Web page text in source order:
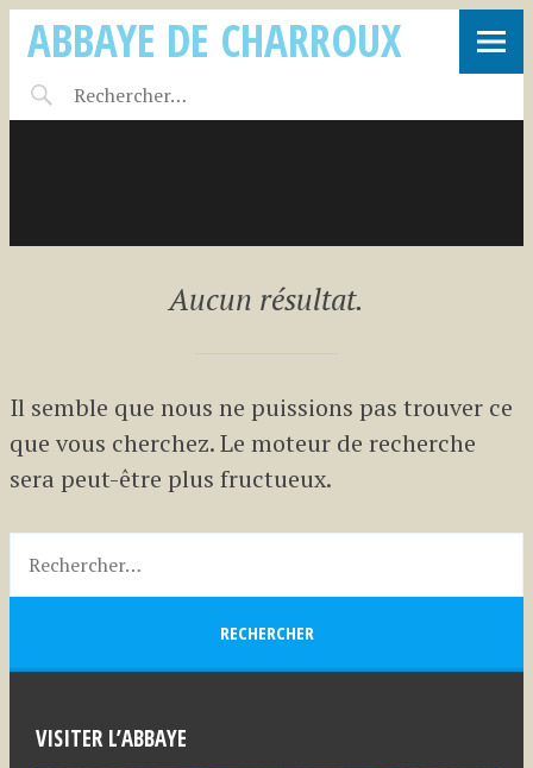
ABBAYE DE CHARROUX
Aucun résultat.
Il semble que nous ne puissions pas trouver ce
que vous cherchez. Le moteur de recherche
sera peut-être plus fructueux.
VISITER L’ABBAYE